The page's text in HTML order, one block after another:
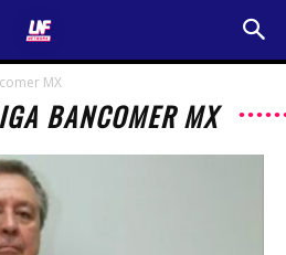
MX
BANCOMER MX